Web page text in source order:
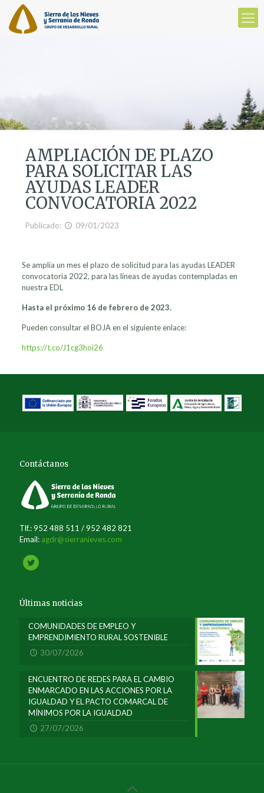
AMPLIACIÓN DE PLAZO
PARA SOLICITAR LAS
AYUDAS LEADER
CONVOCATORIA 2022
Publicado: 09/01/2023
Se amplia un mes el plazo de solicitud para las ayudas LEADER
convocatoria 2022, para las líneas de ayudas contempladas en
nuestra EDL
Hasta el próximo 16 de febrero de 2023.
Pueden consultar el BOJA en el siguiente enlace:
https://t.co/J1cg3hoi26
Contáctanos
Tlf.: 952 488 511 / 952 482 821
Email: agdr@sierranieves.com
Últimas noticias
COMUNIDADES DE EMPLEO Y
EMPRENDIMIENTO RURAL SOSTENIBLE
30/07/2026
ENCUENTRO DE REDES PARA EL CAMBIO
ENMARCADO EN LAS ACCIONES POR LA
IGUALDAD Y EL PACTO COMARCAL DE
MÍNIMOS POR LA IGUALDAD
27/07/2026